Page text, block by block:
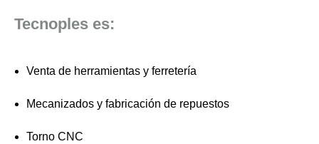
Tecnoples es:
Venta de herramientas y ferretería
Mecanizados y fabricación de repuestos
Torno CNC